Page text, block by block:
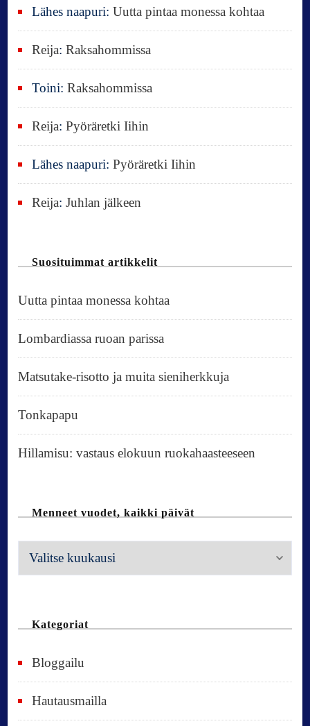
Lähes naapuri:Uutta pintaa monessa kohtaa
Reija:Raksahommissa
Toini:Raksahommissa
Reija:Pyöräretki Iihin
Lähes naapuri:Pyöräretki Iihin
Reija:Juhlan jälkeen
Suosituimmat artikkelit
Uutta pintaa monessa kohtaa
Lombardiassa ruoan parissa
Matsutake-risotto ja muita sieniherkkuja
Tonkapapu
Hillamisu: vastaus elokuun ruokahaasteeseen
Menneet vuodet, kaikki päivät
M
e
e
v
Kategoriat
Bloggailu
Hautausmailla